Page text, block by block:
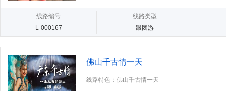
线路编号
L-000167
线路类型
跟团游
佛山千古情一天
线路特色：佛山千古情一天